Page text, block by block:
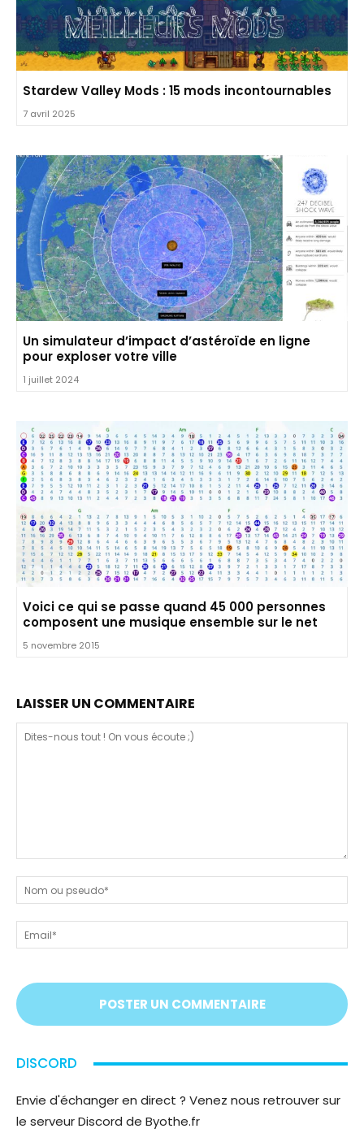
Stardew Valley Mods : 15 mods incontournables
7 avril 2025
Un simulateur d’impact d’astéroïde en ligne
pour exploser votre ville
1 juillet 2024
Voici ce qui se passe quand 45 000 personnes
composent une musique ensemble sur le net
5 novembre 2015
LAISSER UN COMMENTAIRE
nous
tout
!
On
vous
;)
ou
DISCORD
Envie d'échanger en direct ? Venez nous retrouver sur
le serveur Discord de Byothe.fr